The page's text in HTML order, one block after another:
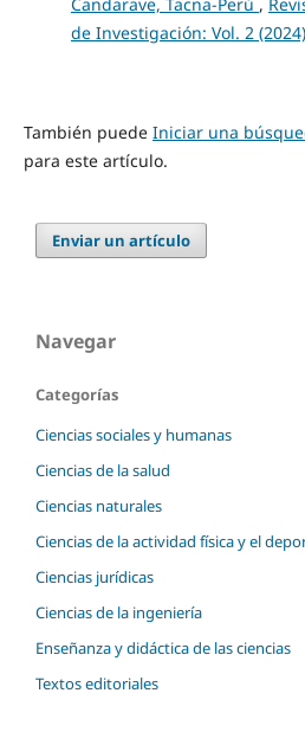
de Investigación: Vol. 2 (2024)
También puede Iniciar una
para este artículo.
Enviar un artículo
Navegar
Categorías
Ciencias sociales y humanas
Ciencias de la salud
Ciencias naturales
Ciencias de la actividad física y el
Ciencias jurídicas
Ciencias de la ingeniería
Enseñanza y didáctica de las ciencias
Textos editoriales